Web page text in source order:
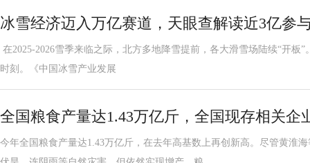
冰雪经济迈入万亿赛道，天眼查解读近3亿参
在2025-2026雪季来临之际，北方多地降雪提前，各大滑雪场陆续“开板
时刻。《中国冰雪产业发展
全国粮食产量达1.43万亿斤，全国现存相关企
今年全国粮食产量达1.43万亿斤，在去年高基数上再创新高。尽管黄淮